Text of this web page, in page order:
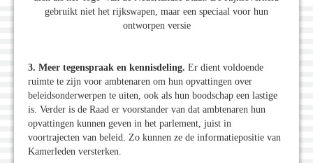
gebruikt niet het rijkswapen, maar een speciaal voor hun
ontworpen versie
3. Meer tegenspraak en kennisdeling. Er dient voldoende
ruimte te zijn voor ambtenaren om hun opvattingen over
beleidsonderwerpen te uiten, ook als hun boodschap een lastige
is. Verder is de Raad er voorstander van dat ambtenaren hun
opvattingen kunnen geven in het parlement, juist in
voortrajecten van beleid. Zo kunnen ze de informatiepositie van
Kamerleden versterken.